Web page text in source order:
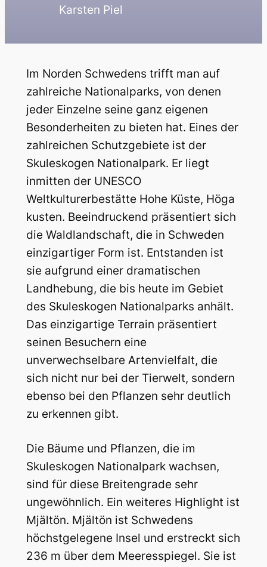
Karsten Piel
Im Norden Schwedens trifft man auf
zahlreiche Nationalparks, von denen
jeder Einzelne seine ganz eigenen
Besonderheiten zu bieten hat. Eines der
zahlreichen Schutzgebiete ist der
Skuleskogen Nationalpark. Er liegt
inmitten der UNESCO
Weltkulturerbestätte Hohe Küste, Höga
kusten. Beeindruckend präsentiert sich
die Waldlandschaft, die in Schweden
einzigartiger Form ist. Entstanden ist
sie aufgrund einer dramatischen
Landhebung, die bis heute im Gebiet
des Skuleskogen Nationalparks anhält.
Das einzigartige Terrain präsentiert
seinen Besuchern eine
unverwechselbare Artenvielfalt, die
sich nicht nur bei der Tierwelt, sondern
ebenso bei den Pflanzen sehr deutlich
zu erkennen gibt.
Die Bäume und Pflanzen, die im
Skuleskogen Nationalpark wachsen,
sind für diese Breitengrade sehr
ungewöhnlich. Ein weiteres Highlight ist
Mjältön. Mjältön ist Schwedens
höchstgelegene Insel und erstreckt sich
236 m über dem Meeresspiegel. Sie ist